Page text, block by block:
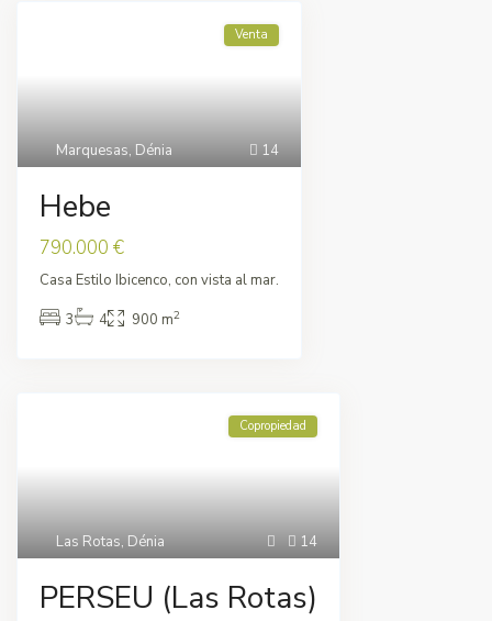
14
Marquesas,Dénia
Venta
Hebe
790.000 €
Casa Estilo Ibicenco, con vista al mar.
3
4 900 m2
14
Las Rotas,Dénia
Copropiedad
PERSEU (Las Rotas)